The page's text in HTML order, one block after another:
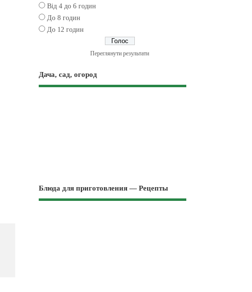
Від 4 до 6 годин
До 8 годин
До 12 годин
Переглянути результати
Дача, сад, огород
Блюда для приготовления — Рецепты